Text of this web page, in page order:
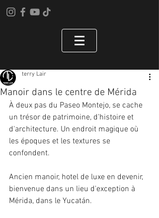
Manoir dans le centre de Mérida
terry Lair
À deux pas du Paseo Montejo, se cache
un trésor de patrimoine, d'histoire et
d'architecture. Un endroit magique où
les époques et les textures se
confondent.
Ancien manoir, hotel de luxe en devenir,
bienvenue dans un lieu d'exception à
Mérida, dans le Yucatán.